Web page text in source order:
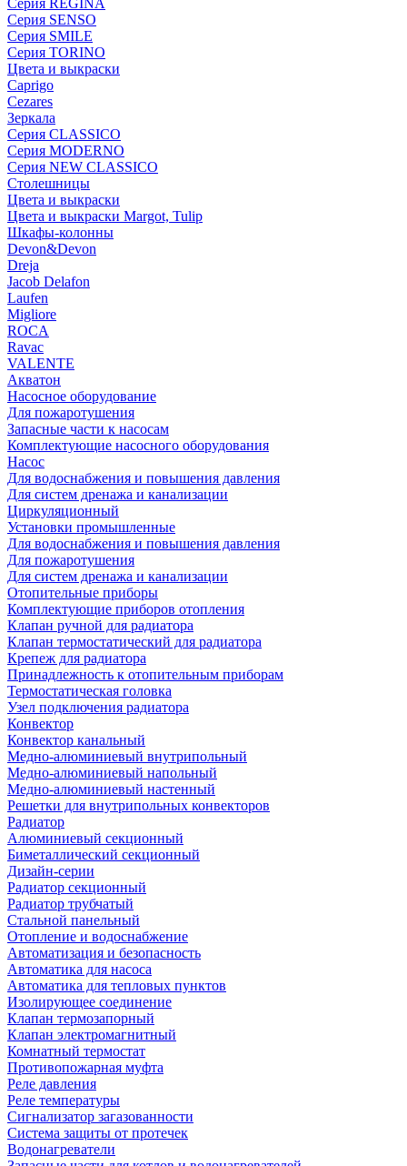
Серия REGINA
Серия SENSO
Серия SMILE
Серия TORINO
Цвета и выкраски
Caprigo
Cezares
Зеркала
Серия CLASSICO
Серия MODERNO
Серия NEW CLASSICO
Столешницы
Цвета и выкраски
Цвета и выкраски Margot, Tulip
Шкафы-колонны
Devon&Devon
Dreja
Jacob Delafon
Laufen
Migliore
ROCA
Rаvac
VALENTE
Акватон
Насосное оборудование
Для пожаротушения
Запасные части к насосам
Комплектующие насосного оборудования
Насос
Для водоснабжения и повышения давления
Для систем дренажа и канализации
Циркуляционный
Установки промышленные
Для водоснабжения и повышения давления
Для пожаротушения
Для систем дренажа и канализации
Отопительные приборы
Комплектующие приборов отопления
Клапан ручной для радиатора
Клапан термостатический для радиатора
Крепеж для радиатора
Принадлежность к отопительным приборам
Термостатическая головка
Узел подключения радиатора
Конвектор
Конвектор канальный
Медно-алюминиевый внутрипольный
Медно-алюминиевый напольный
Медно-алюминиевый настенный
Решетки для внутрипольных конвекторов
Радиатор
Алюминиевый секционный
Биметаллический секционный
Дизайн-серии
Радиатор секционный
Радиатор трубчатый
Стальной панельный
Отопление и водоснабжение
Автоматизация и безопасность
Автоматика для насоса
Автоматика для тепловых пунктов
Изолирующее соединение
Клапан термозапорный
Клапан электромагнитный
Комнатный термостат
Противопожарная муфта
Реле давления
Реле температуры
Сигнализатор загазованности
Система защиты от протечек
Водонагреватели